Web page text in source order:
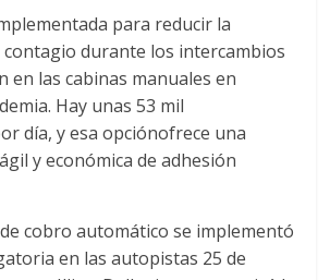
para reducir la
durante los intercambios
en las cabinas manuales en
Hay unas 53 mil
día, y esa opciónofrece una
y económica de adhesión
cobro automático se implementó
en las autopistas 25 de